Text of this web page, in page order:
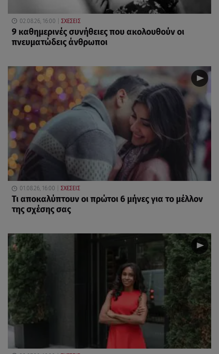
02.08.26, 16:00 ΣΧΕΣΕΙΣ
9 καθημερινές συνήθειες που ακολουθούν οι
πνευματώδεις άνθρωποι
01.08.26, 16:00 ΣΧΕΣΕΙΣ
Τι αποκαλύπτουν οι πρώτοι 6 μήνες για το μέλλον
της σχέσης σας